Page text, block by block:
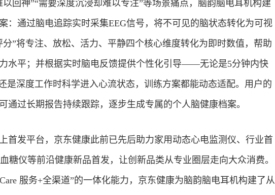
回神”“需要深度沉浸却难以专注”等场景痛点，脑韵脑电耳机构建
：通过脑电追踪实时采集EEG信号，将不可见的脑状态转化为可视
分”将专注、放松、活力、平静四个核心维度转化为即时数值，帮助
水平；并根据实时脑电反馈提供个性化引导——无论是5分钟内快
是深度工作时科学进入心流状态，训练方案都能动态适配。用户的
通过长期报告持续跟踪，逐步生成专属的个人脑健康档案。
首发平台，京东健康此前已先后助力家用动态心电监测仪、行业首
糖仪等前沿健康新品首发，让创新品类从专业圈层走向大众消费。
服务+全渠道”的一体化能力，京东健康为脑韵脑电耳机构建了从